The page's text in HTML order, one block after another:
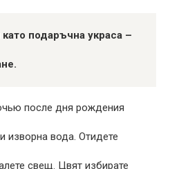
подаръчна украса –
после дня рождения
изворна вода. Отидете
свещ. Цвят избирате